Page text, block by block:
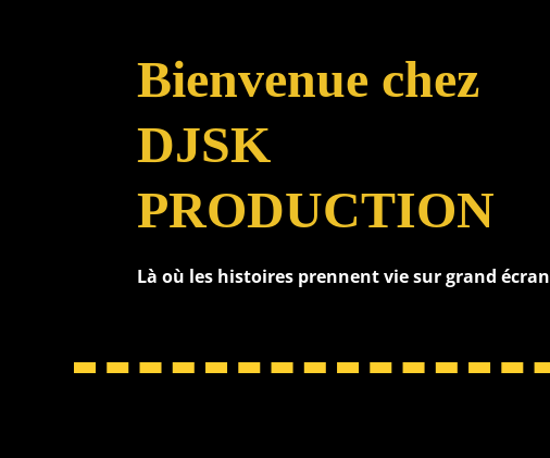
Bienvenue chez
DJSK
PRODUCTION
Là où les histoires prennent vie sur grand écran